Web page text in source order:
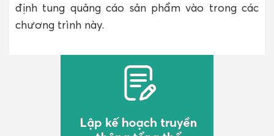
định tung quảng cáo sản phẩm vào trong các
chương trình này.